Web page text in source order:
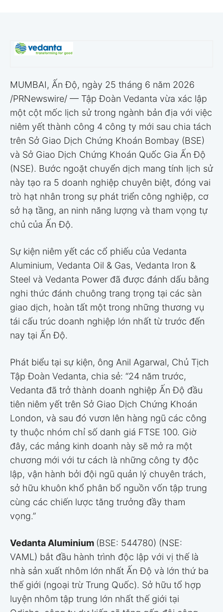
MUMBAI, Ấn Độ, ngày 25 tháng 6 năm 2026
/PRNewswire/ — Tập Đoàn Vedanta vừa xác lập
một cột mốc lịch sử trong ngành bản địa với việc
niêm yết thành công 4 công ty mới sau chia tách
trên Sở Giao Dịch Chứng Khoán Bombay (BSE)
và Sở Giao Dịch Chứng Khoán Quốc Gia Ấn Độ
(NSE). Bước ngoặt chuyển dịch mang tính lịch sử
này tạo ra 5 doanh nghiệp chuyên biệt, đóng vai
trò hạt nhân trong sự phát triển công nghiệp, cơ
sở hạ tầng, an ninh năng lượng và tham vọng tự
chủ của Ấn Độ.
Sự kiện niêm yết các cổ phiếu của Vedanta
Aluminium, Vedanta Oil & Gas, Vedanta Iron &
Steel và Vedanta Power đã được đánh dấu bằng
nghi thức đánh chuông trang trọng tại các sàn
giao dịch, hoàn tất một trong những thương vụ
tái cấu trúc doanh nghiệp lớn nhất từ trước đến
nay tại Ấn Độ.
Phát biểu tại sự kiện, ông Anil Agarwal, Chủ Tịch
Tập Đoàn Vedanta, chia sẻ: “24 năm trước,
Vedanta đã trở thành doanh nghiệp Ấn Độ đầu
tiên niêm yết trên Sở Giao Dịch Chứng Khoán
London, và sau đó vươn lên hàng ngũ các công
ty thuộc nhóm chỉ số danh giá FTSE 100. Giờ
đây, các mảng kinh doanh này sẽ mở ra một
chương mới với tư cách là những công ty độc
lập, vận hành bởi đội ngũ quản lý chuyên trách,
sở hữu khuôn khổ phân bổ nguồn vốn tập trung
cùng các chiến lược tăng trưởng đầy tham
vọng.”
Vedanta Aluminium (BSE: 544780) (NSE:
VAML) bắt đầu hành trình độc lập với vị thế là
nhà sản xuất nhôm lớn nhất Ấn Độ và lớn thứ ba
thế giới (ngoại trừ Trung Quốc). Sở hữu tổ hợp
luyện nhôm tập trung lớn nhất thế giới tại